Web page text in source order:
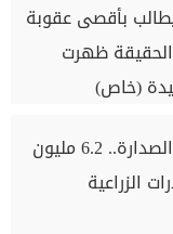
بأقصى عقوبة
الحقيقة ظهرت
(خاص)
الموالح والبطاطس في الصدارة.. 6.2 مليون
الزراعية